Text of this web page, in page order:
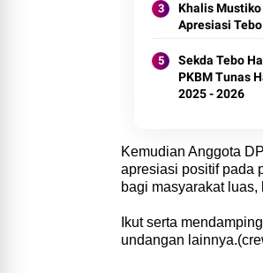
Khalis Mustiko
Apresiasi Tebo
Sekda Tebo
PKBM Tunas
2025 - 2026
Kemudian Anggota
apresiasi positif pada
bagi masyarakat luas,
Ikut serta
undangan